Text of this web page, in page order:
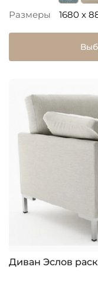
Размеры 1680 x
Диван Эслов